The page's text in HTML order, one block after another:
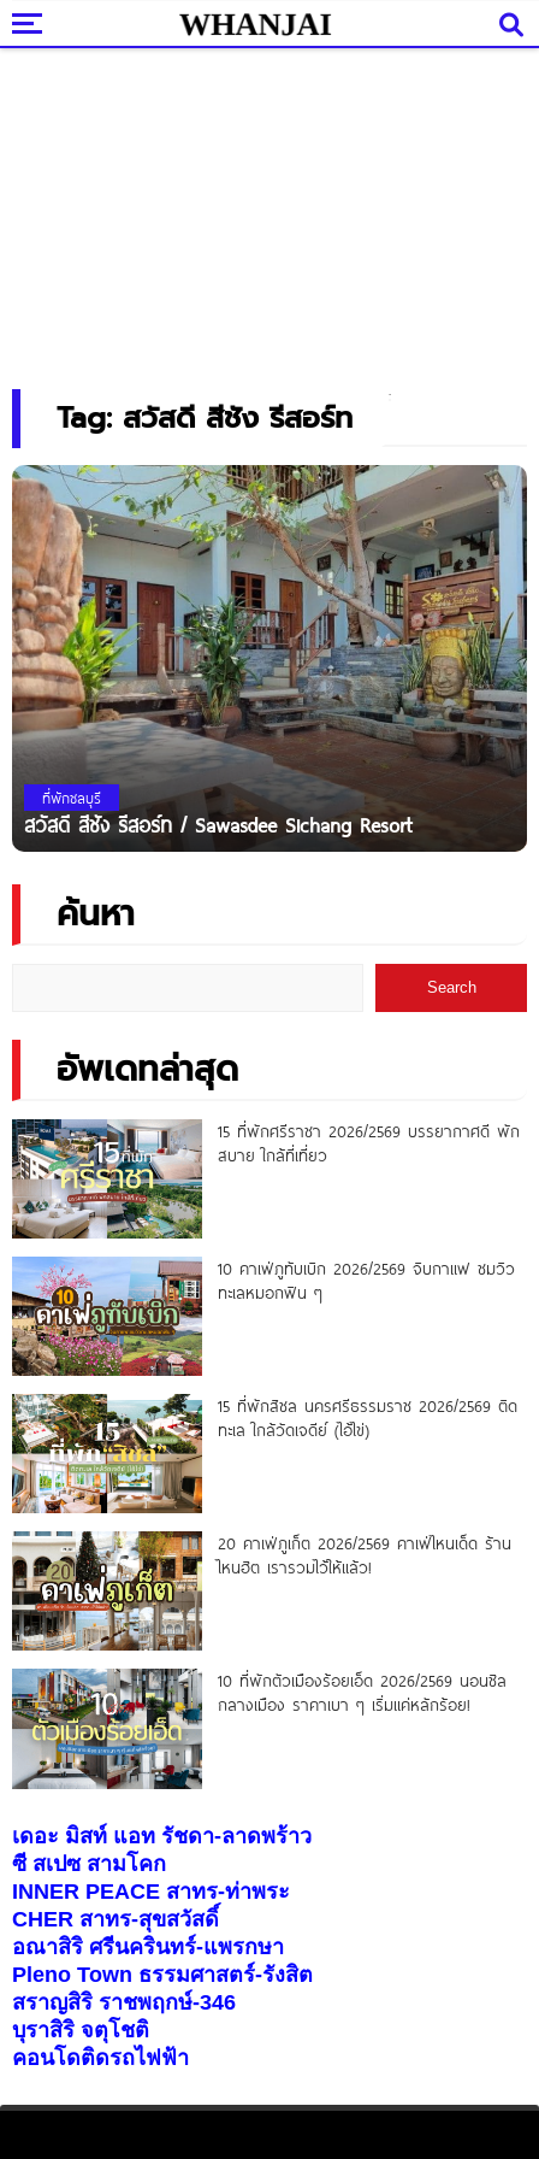
Tag: สวัสดี สีชัง รีสอร์ท
ที่พักชลบุรี
สวัสดี สีชัง รีสอร์ท / Sawasdee Sichang Resort
ค้นหา
Search
อัพเดทล่าสุด
15 ที่พักศรีราชา 2026/2569 บรรยากาศดี พัก
สบาย ใกล้ที่เที่ยว
10 คาเฟ่ภูทับเบิก 2026/2569 จิบกาแฟ ชมวิว
ทะเลหมอกฟิน ๆ
15 ที่พักสิชล นครศรีธรรมราช 2026/2569 ติด
ทะเล ใกล้วัดเจดีย์ (ไอ้ไข่)
20 คาเฟ่ภูเก็ต 2026/2569 คาเฟ่ไหนเด็ด ร้าน
ไหนฮิต เรารวมไว้ให้แล้ว!
10 ที่พักตัวเมืองร้อยเอ็ด 2026/2569 นอนชิล
กลางเมือง ราคาเบา ๆ เริ่มแค่หลักร้อย!
เดอะ มิสท์ แอท รัชดา-ลาดพร้าว
ซี สเปซ สามโคก
INNER PEACE สาทร-ท่าพระ
CHER สาทร-สุขสวัสดิ์
อณาสิริ ศรีนครินทร์-แพรกษา
Pleno Town ธรรมศาสตร์-รังสิต
สราญสิริ ราชพฤกษ์-346
บุราสิริ จตุโชติ
คอนโดติดรถไฟฟ้า